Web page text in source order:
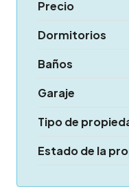
Precio
Dormitorios
Baños
Garaje
Tipo de
Estado de la